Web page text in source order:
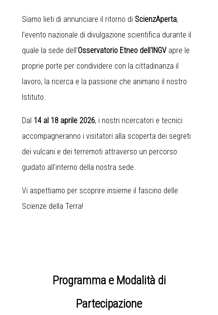
Siamo lieti di annunciare il ritorno di ScienzAperta,
l’evento nazionale di divulgazione scientifica durante il
quale la sede dell’Osservatorio Etneo dell'INGV apre le
proprie porte per condividere con la cittadinanza il
lavoro, la ricerca e la passione che animano il nostro
Istituto.
Dal 14 al 18 aprile 2026, i nostri ricercatori e tecnici
accompagneranno i visitatori alla scoperta dei segreti
dei vulcani e dei terremoti attraverso un percorso
guidato all'interno della nostra sede.
Vi aspettiamo per scoprire insieme il fascino delle
Scienze della Terra!
Programma e Modalità di
Partecipazione